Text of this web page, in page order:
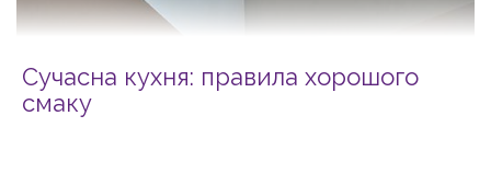
Сучасна кухня: правила хорошого
смаку